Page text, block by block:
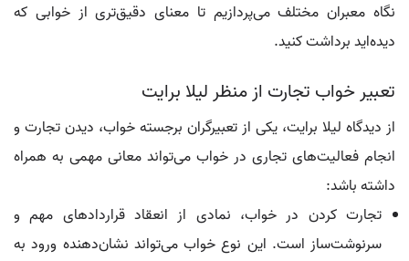
نگاه معبران مختلف می‌پردازیم تا معنای دقیق‌تری از خوابی که
دیده‌اید برداشت کنید.
تعبیر خواب تجارت از منظر لیلا برایت
از دیدگاه لیلا برایت، یکی از تعبیرگران برجسته خواب، دیدن تجارت و
انجام فعالیت‌های تجاری در خواب می‌تواند معانی مهمی به همراه
داشته باشد:
تجارت کردن در خواب، نمادی از انعقاد قراردادهای مهم و
سرنوشت‌ساز است. این نوع خواب می‌تواند نشان‌دهنده ورود به